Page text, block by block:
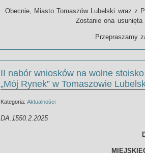
Obecnie, Miasto Tomaszów Lubelski wraz z
Zostanie ona
Przepraszamy
II nabór wniosków na wolne
„Mój Rynek” w Tomaszowie
Kategoria:Aktualności
DA.1550.2.2025